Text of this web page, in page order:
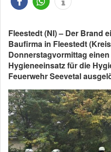
Fleestedt (NI) – Der Brand
Baufirma in Fleestedt
Donnerstagvormittag
Hygieneeinsatz für die
Feuerwehr Seevetal